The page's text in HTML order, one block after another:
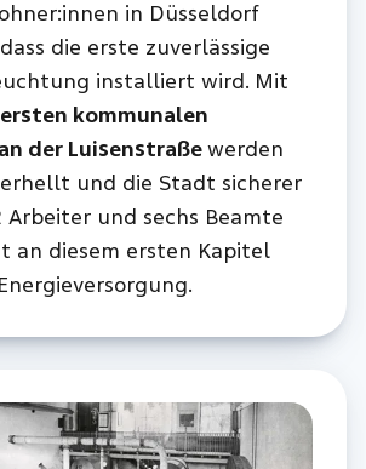
in Düsseldorf
die erste zuverlässige
installiert wird. Mit
ersten kommunalen
der Luisenstraßewerden
und die Stadt sicherer
Arbeiter und sechs Beamte
an diesem ersten Kapitel